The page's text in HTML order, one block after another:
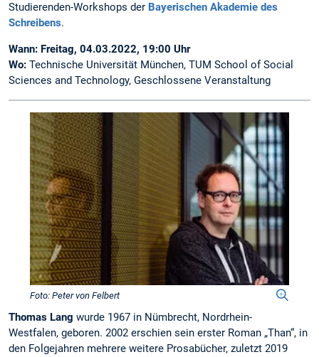
Studierenden-Workshops der Bayerischen Akademie des
Schreibens.
Wann: Freitag, 04.03.2022, 19:00 Uhr
Wo: Technische Universität München, TUM School of Social
Sciences and Technology, Geschlossene Veranstaltung
Foto: Peter von Felbert
Thomas Lang wurde 1967 in Nümbrecht, Nordrhein-
Westfalen, geboren. 2002 erschien sein erster Roman „Than“, in
den Folgejahren mehrere weitere Prosabücher, zuletzt 2019